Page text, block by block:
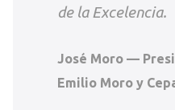
de la Excelencia.
José Moro —
Emilio Moro y